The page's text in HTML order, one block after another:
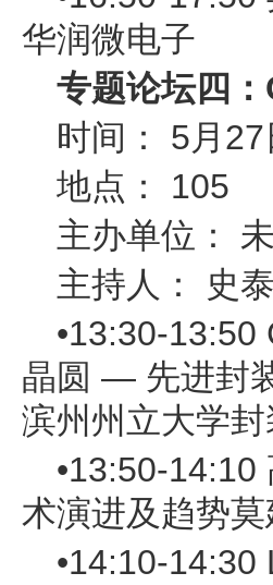
华润微电子
专题论坛四
时间： 5月
地点： 105
主办单位：
主持人： 史
•13:30-
晶圆 — 先进封
滨州州立大学
•13:50-
术演进及趋势
•14:10-14:30